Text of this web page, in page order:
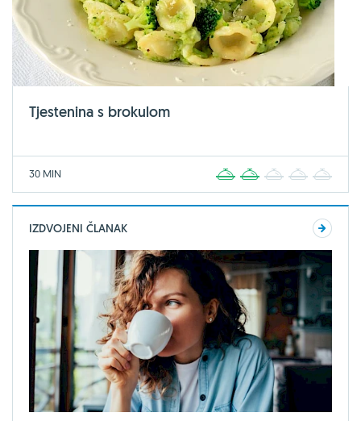
Tjestenina s brokulom
30 MIN 2 3 4
IZDVOJENI ČLANAK